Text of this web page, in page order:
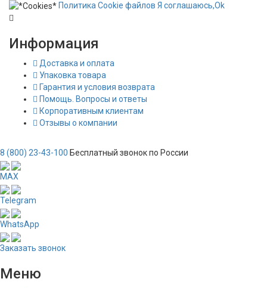
Политика Сookie файлов Я соглашаюсь,Ok
Информация
Доставка и оплата
Упаковка товара
Гарантия и условия возврата
Помощь. Вопросы и ответы
Корпоративным клиентам
Отзывы о компании
8 (800) 23-43-100 Бесплатный звонок по России
MAX
Telegram
WhatsApp
Заказать звонок
Меню